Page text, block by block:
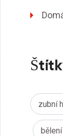
zubní